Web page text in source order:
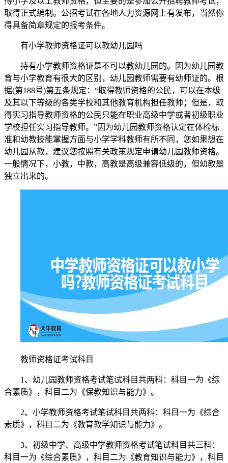
取得正式编制。公招考试在各地人力资源网上有发布，当然你
得具备简章规定的报考条件。
有小学教师资格证可以教幼儿园吗
持有小学教师资格证是不可以教幼儿园的。因为幼儿园教
育与小学教育有很大的区别，幼儿园教师需要有幼师证的。根
据(第188号)第五条规定：“取得教师资格的公民，可以在本级
及其以下等级的各类学校和其他教育机构担任教师；但是，取
得实习指导教师资格的公民只能在职业高级中学或者初级职业
学校担任实习指导教师。”因为幼儿园教师资格认定在体检标
准和幼教技能掌握方面与小学学科教师有所不同，您如果想在
幼儿园从教，建议您按照有关政策规定申请幼儿园教师资格。
一般情况下，小教，中教，高教是高级兼容低级的，但幼教是
独立出来的。
教师资格证考试科目
1、幼儿园教师资格考试笔试科目共两科：科目一为《综
合素质》，科目二为《保教知识与能力》。
2、小学教师资格考试笔试科目共两科：科目一为《综合
素质》，科目二为《教育教学知识与能力》。
3、初级中学、高级中学教师资格考试笔试科目共三科：
科目一为《综合素质》，科目二为《教育知识与能力》，科目